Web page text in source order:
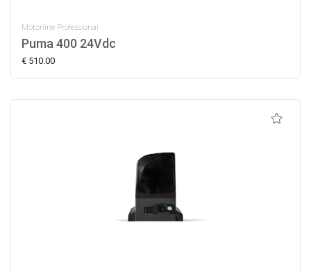
Motorline Professional
Puma 400 24Vdc
€ 510.00